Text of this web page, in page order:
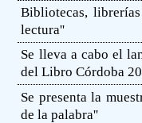
Bibliotecas,
lectura''
Se lleva a cabo el
del Libro Córdoba
Se presenta la
de la palabra''